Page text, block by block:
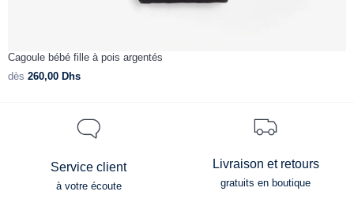
Cagoule bébé fille à pois argentés
dès 260,00 Dhs
Service client
à votre écoute
Livraison et retours
gratuits en boutique